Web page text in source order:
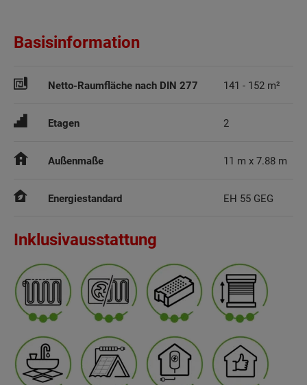
Basisinformation
Netto-Raumfläche nach DIN 277 141 - 152 m²
Etagen 2
Außenmaße 11 m x 7.88 m
Energiestandard EH 55 GEG
Inklusivausstattung